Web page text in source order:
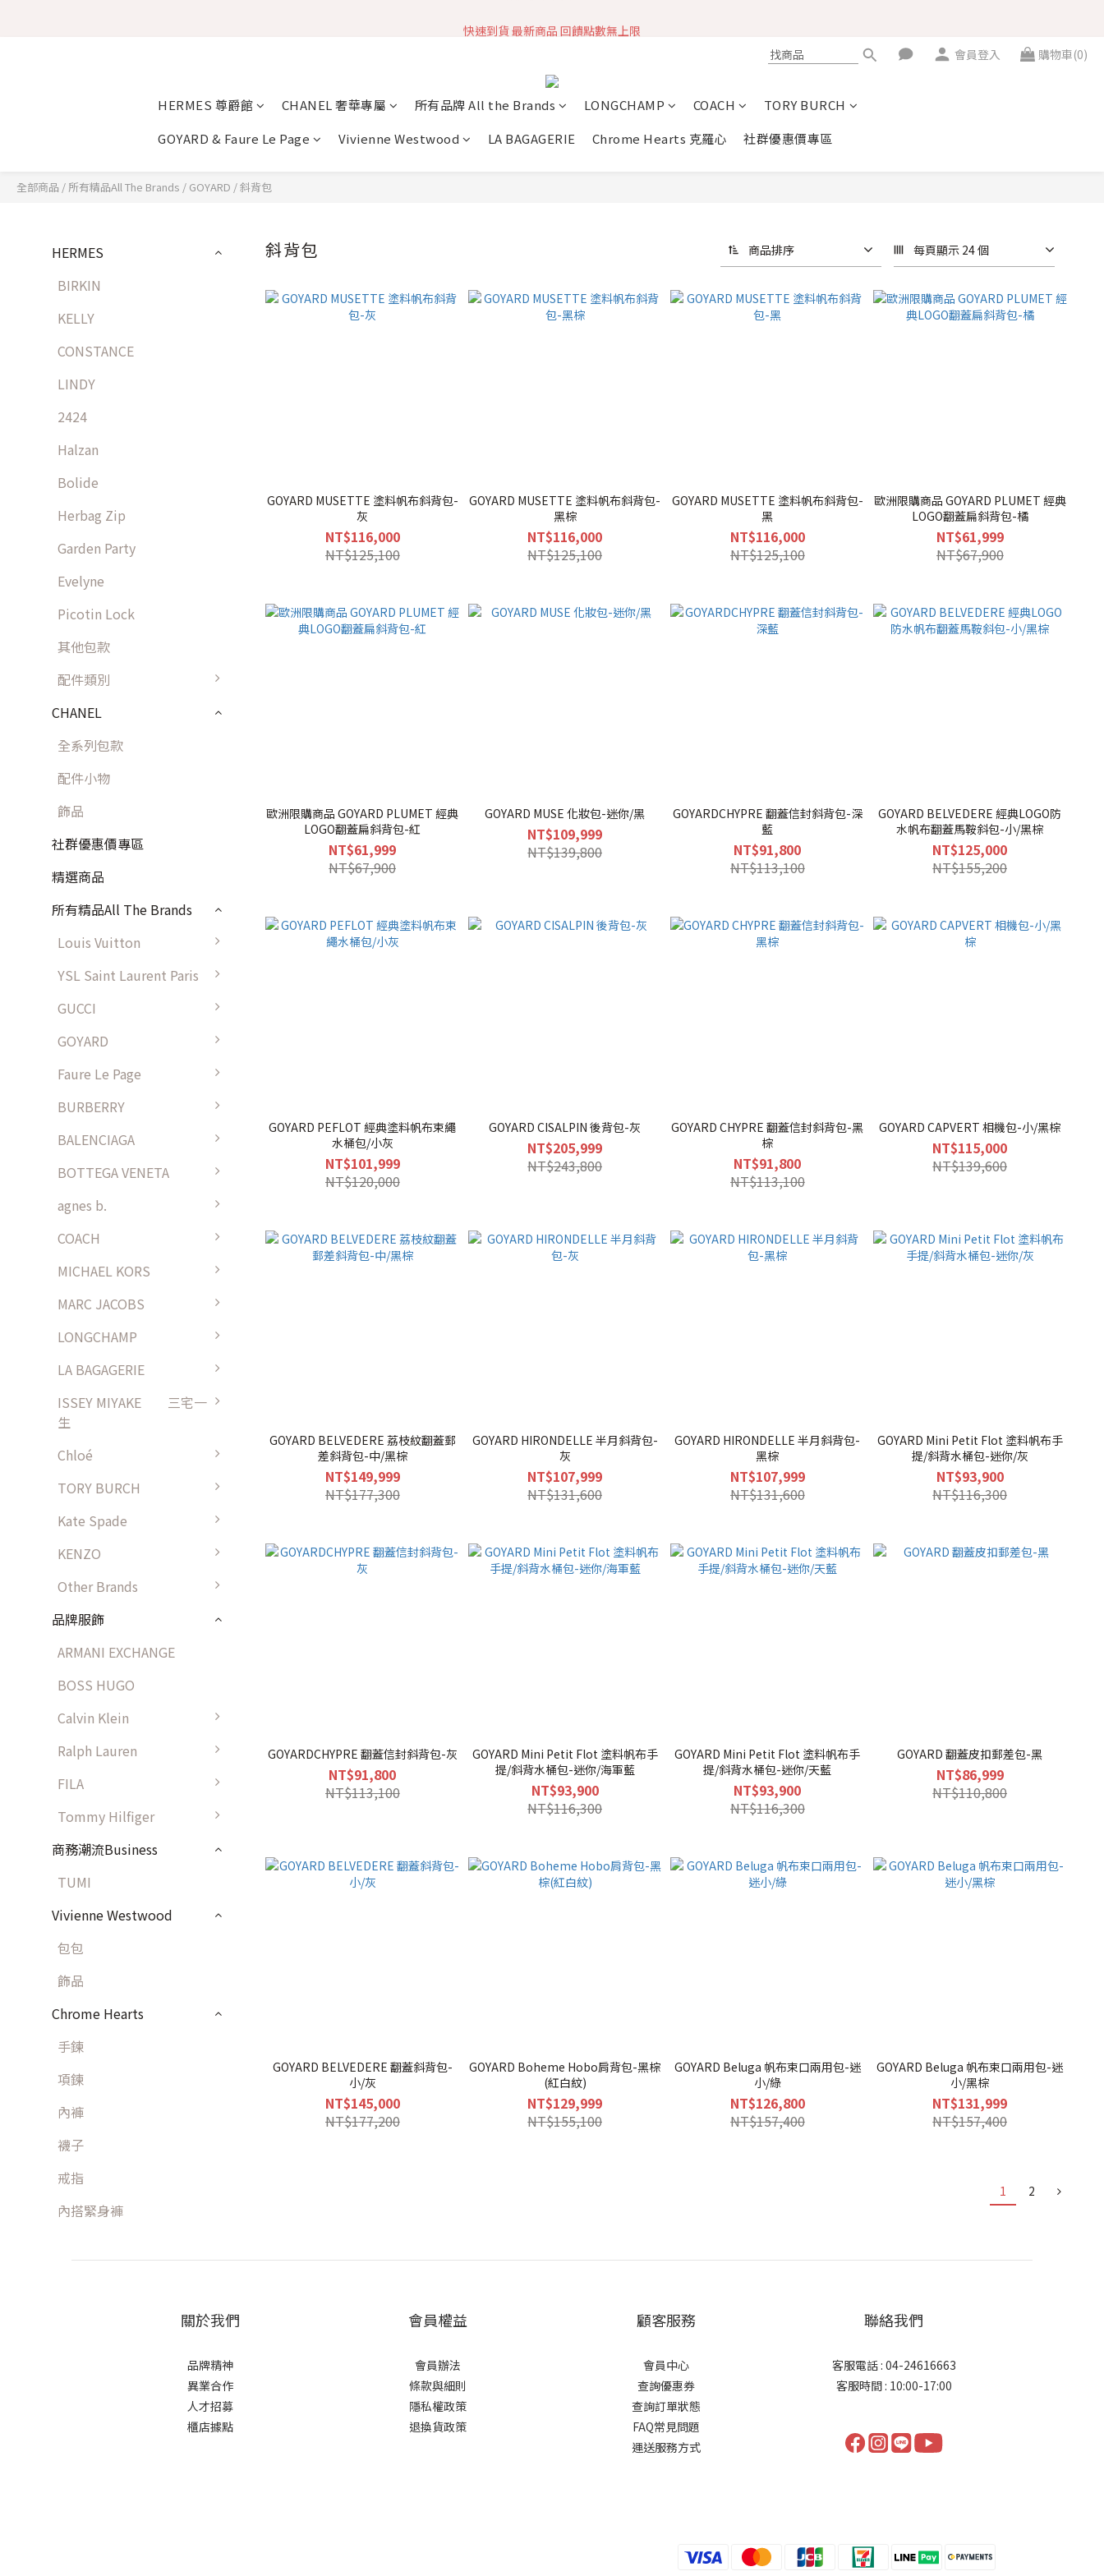
會員登入 購物車(0)
HERMES 尊爵館 CHANEL 奢華專屬 所有品牌 All the Brands LONGCHAMP COACH
TORY BURCH
GOYARD & Faure Le Page
Vivienne Westwood LA BAGAGERIE Chrome Hearts 克羅心 社群優惠價專區
全部商品 / 所有精品All The Brands / GOYARD /斜背包
HERMES
BIRKIN
KELLY
CONSTANCE
LINDY
2424
Halzan
Bolide
Herbag Zip
Garden Party
Evelyne
Picotin Lock
其他包款
配件類別
CHANEL
全系列包款
配件小物
飾品
社群優惠價專區
精選商品
所有精品All The Brands
Louis Vuitton
YSL Saint Laurent Paris
GUCCI
GOYARD
Faure Le Page
BURBERRY
BALENCIAGA
BOTTEGA VENETA
agnes b.
COACH
MICHAEL KORS
MARC JACOBS
LONGCHAMP
LA BAGAGERIE
ISSEY MIYAKE 三宅一
生
Chloé
TORY BURCH
Kate Spade
KENZO
Other Brands
品牌服飾
ARMANI EXCHANGE
BOSS HUGO
Calvin Klein
Ralph Lauren
FILA
Tommy Hilfiger
商務潮流Business
TUMI
Vivienne Westwood
包包
飾品
Chrome Hearts
手鍊
項鍊
內褲
襪子
戒指
內搭緊身褲
斜背包 商品排序 每頁顯示 24 個
GOYARD MUSETTE 塗料帆布斜背包-
灰
NT$116,000
NT$125,100
GOYARD MUSETTE 塗料帆布斜背包-
黑棕
NT$116,000
NT$125,100
GOYARD MUSETTE 塗料帆布斜背包-
黑
NT$116,000
NT$125,100
歐洲限購商品 GOYARD PLUMET 經典
LOGO翻蓋扁斜背包-橘
NT$61,999
NT$67,900
歐洲限購商品 GOYARD PLUMET 經典
LOGO翻蓋扁斜背包-紅
NT$61,999
NT$67,900
GOYARD MUSE 化妝包-迷你/黑
NT$109,999
NT$139,800
GOYARDCHYPRE 翻蓋信封斜背包-深
藍
NT$91,800
NT$113,100
GOYARD BELVEDERE 經典LOGO防
水帆布翻蓋馬鞍斜包-小/黑棕
NT$125,000
NT$155,200
GOYARD PEFLOT 經典塗料帆布束繩
水桶包/小灰
NT$101,999
NT$120,000
GOYARD CISALPIN 後背包-灰
NT$205,999
NT$243,800
GOYARD CHYPRE 翻蓋信封斜背包-黑
棕
NT$91,800
NT$113,100
GOYARD CAPVERT 相機包-小/黑棕
NT$115,000
NT$139,600
GOYARD BELVEDERE 荔枝紋翻蓋郵
差斜背包-中/黑棕
NT$149,999
NT$177,300
GOYARD HIRONDELLE 半月斜背包-
灰
NT$107,999
NT$131,600
GOYARD HIRONDELLE 半月斜背包-
黑棕
NT$107,999
NT$131,600
GOYARD Mini Petit Flot 塗料帆布手
提/斜背水桶包-迷你/灰
NT$93,900
NT$116,300
GOYARDCHYPRE 翻蓋信封斜背包-灰
NT$91,800
NT$113,100
GOYARD Mini Petit Flot 塗料帆布手
提/斜背水桶包-迷你/海軍藍
NT$93,900
NT$116,300
GOYARD Mini Petit Flot 塗料帆布手
提/斜背水桶包-迷你/天藍
NT$93,900
NT$116,300
GOYARD 翻蓋皮扣郵差包-黑
NT$86,999
NT$110,800
GOYARD BELVEDERE 翻蓋斜背包-
小/灰
NT$145,000
NT$177,200
GOYARD Boheme Hobo肩背包-黑棕
(紅白紋)
NT$129,999
NT$155,100
GOYARD Beluga 帆布束口兩用包-迷
小/綠
NT$126,800
NT$157,400
GOYARD Beluga 帆布束口兩用包-迷
小/黑棕
NT$131,999
NT$157,400
1 2
關於我們
品牌精神
異業合作
人才招募
櫃店據點
會員權益
會員辦法
條款與細則
隱私權政策
退換貨政策
顧客服務
會員中心
查詢優惠券
查詢訂單狀態
FAQ常見問題
運送服務方式
聯絡我們
客服電話 : 04-24616663
客服時間 : 10:00-17:00